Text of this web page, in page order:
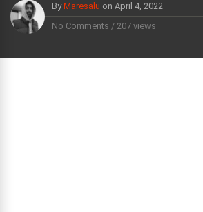
ByMaresalu on April 4, 2022
No Comments / 207 views